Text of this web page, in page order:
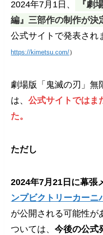
2024年7月1日、
『劇
編』三部作の制作が決
公式サイトで発表され
https://kimetsu.com/）
劇場版「鬼滅の刃」無
は、公式サイトではま
た。
ただし
2024年7月21日に幕張
ンプビクトリーカーニ
が公開される可能性が
ついては、今後の公式